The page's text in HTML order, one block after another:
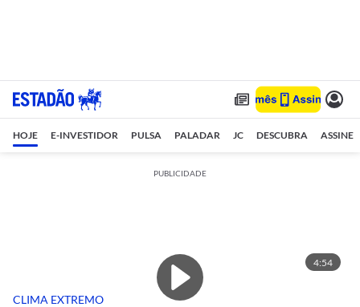
HOJE E-INVESTIDOR PULSA PALADAR JC DESCUBRA ASSINE
PUBLICIDADE
4:54
CLIMA EXTREMO